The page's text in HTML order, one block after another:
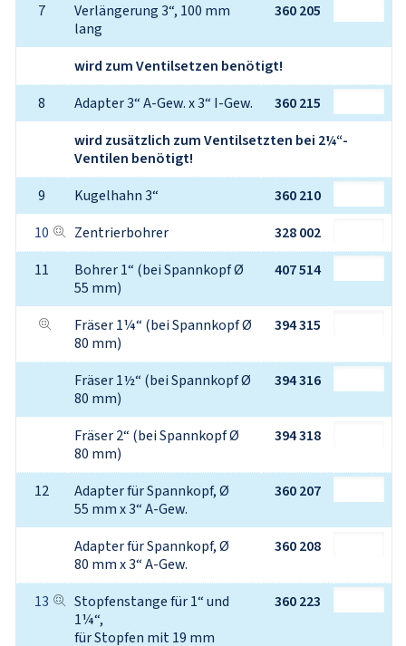
7
Verlängerung 3“, 100 mm
lang
360 205
wird zum Ventilsetzen benötigt!
8
Adapter 3“ A-Gew. x 3“ I-Gew.
360 215
wird zusätzlich zum Ventilsetzten bei 2¼“-
Ventilen benötigt!
9
Kugelhahn 3“
360 210
10
Zentrierbohrer
328 002
11
Bohrer 1“ (bei Spannkopf Ø
55 mm)
407 514
Fräser 1¼“ (bei Spannkopf Ø
80 mm)
394 315
Fräser 1½“ (bei Spannkopf Ø
80 mm)
394 316
Fräser 2“ (bei Spannkopf Ø
80 mm)
394 318
12
Adapter für Spannkopf, Ø
55 mm x 3“ A-Gew.
360 207
Adapter für Spannkopf, Ø
80 mm x 3“ A-Gew.
360 208
13
Stopfenstange für 1“ und
1¼“,
für Stopfen mit 19 mm
360 223